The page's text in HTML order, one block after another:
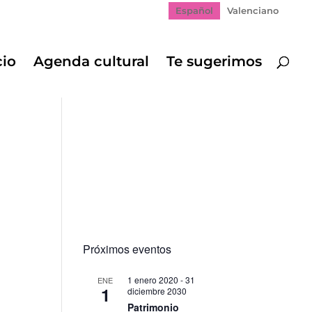
Español Valenciano
Agenda cultural Te sugerimos
Próximos eventos
ENE
1
1 enero 2020 -31
diciembre 2030
Patrimonio